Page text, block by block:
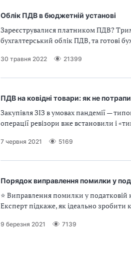
Облік ПДВ в бюджетній установі
Зареєструвалися платником ПДВ?
бухгалтерський облік ПДВ, та готові
30 травня 2022 21399
ПДВ на ковідні товари: як не
Закупівля ЗІЗ в умовах пандемії —
операції ревізори вже встановили і
7 червня 2021 5169
Порядок виправлення помилки у
⭐️ Виправлення помилки у податковій
Експерт підкаже, як ідеально
9 березня 2021 7139